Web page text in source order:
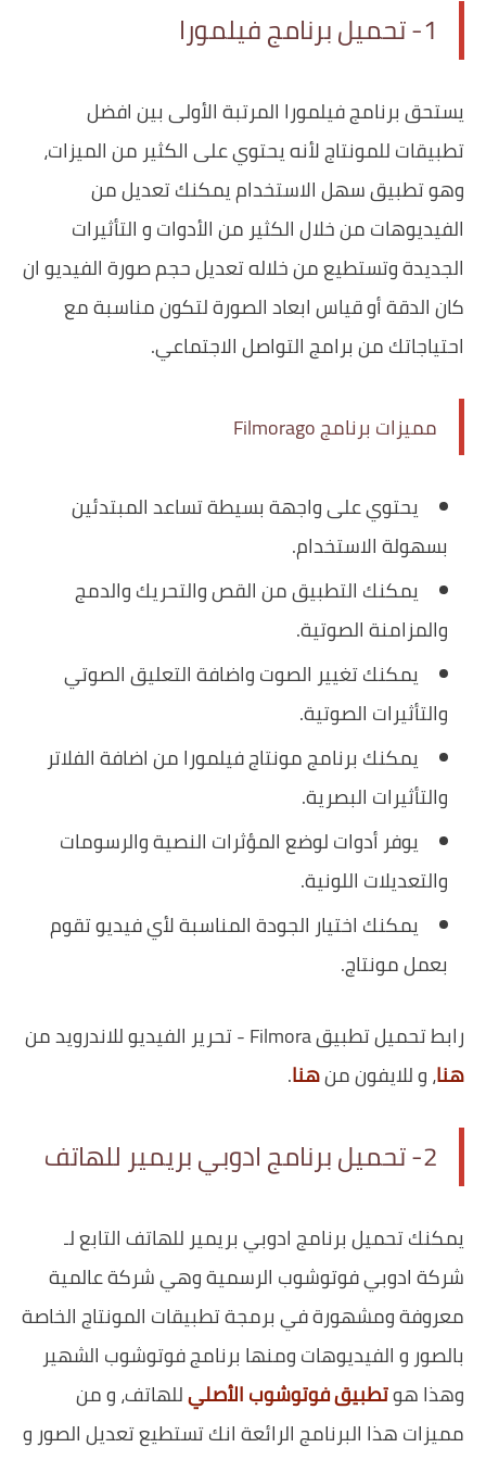
1- تحميل برنامج فيلمورا
يستحق برنامج فيلمورا المرتبة الأولى بين افضل
تطبيقات للمونتاج لأنه يحتوي على الكثير من الميزات،
وهو تطبيق سهل الاستخدام يمكنك تعديل من
الفيديوهات من خلال الكثير من الأدوات و التأثيرات
الجديدة وتستطيع من خلاله تعديل حجم صورة الفيديو ان
كان الدقة أو قياس ابعاد الصورة لتكون مناسبة مع
احتياجاتك من برامج التواصل الاجتماعي.
مميزات برنامج Filmorago
يحتوي على واجهة بسيطة تساعد المبتدئين
بسهولة الاستخدام.
يمكنك التطبيق من القص والتحريك والدمج
والمزامنة الصوتية.
يمكنك تغيير الصوت واضافة التعليق الصوتي
والتأثيرات الصوتية.
يمكنك برنامج مونتاج فيلمورا من اضافة الفلاتر
والتأثيرات البصرية.
يوفر أدوات لوضع المؤثرات النصية والرسومات
والتعديلات اللونية.
يمكنك اختيار الجودة المناسبة لأي فيديو تقوم
بعمل مونتاج.
رابط تحميل تطبيق Filmora - تحرير الفيديو للاندرويد من
هنا، و للايفون منهنا.
2- تحميل برنامج ادوبي بريمير للهاتف
يمكنك تحميل برنامج ادوبي بريمير للهاتف التابع لـ
شركة ادوبي فوتوشوب الرسمية وهي شركة عالمية
معروفة ومشهورة في برمجة تطبيقات المونتاج الخاصة
بالصور و الفيديوهات ومنها برنامج فوتوشوب الشهير
وهذا هوتطبيق فوتوشوب الأصليللهاتف، و من
مميزات هذا البرنامج الرائعة انك تستطيع تعديل الصور و